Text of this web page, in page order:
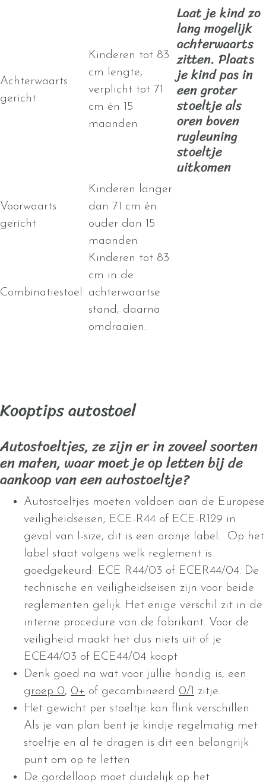
Achterwaarts
gericht
Kinderen tot 83
cm lengte,
verplicht tot 71
cm én 15
maanden
Laat je kind zo
lang mogelijk
achterwaarts
zitten. Plaats
je kind pas in
een groter
stoeltje als
oren boven
rugleuning
stoeltje
uitkomen
Voorwaarts
gericht
Kinderen langer
dan 71 cm én
ouder dan 15
maanden
Combinatiestoel
Kinderen tot 83
cm in de
achterwaartse
stand, daarna
omdraaien.
Kooptips autostoel
Autostoeltjes, ze zijn er in zoveel soorten
en maten, waar moet je op letten bij de
aankoop van een autostoeltje?
Autostoeltjes moeten voldoen aan de Europese
veiligheidseisen; ECE-R44 of ECE-R129 in
geval van I-size, dit is een oranje label. Op het
label staat volgens welk reglement is
goedgekeurd: ECE R44/03 of ECER44/04. De
technische en veiligheidseisen zijn voor beide
reglementen gelijk. Het enige verschil zit in de
interne procedure van de fabrikant. Voor de
veiligheid maakt het dus niets uit of je
ECE44/03 of ECE44/04 koopt
Denk goed na wat voor jullie handig is, een
groep 0, 0+ of gecombineerd 0/1 zitje.
Het gewicht per stoeltje kan flink verschillen.
Als je van plan bent je kindje regelmatig met
stoeltje en al te dragen is dit een belangrijk
punt om op te letten
De gordelloop moet duidelijk op het